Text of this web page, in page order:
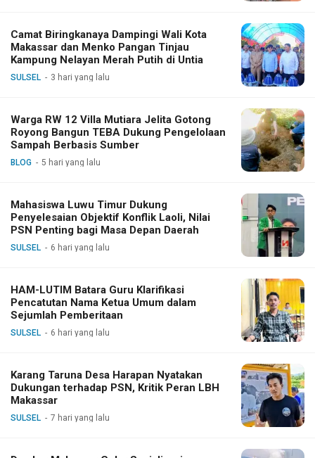
Camat Biringkanaya Dampingi Wali Kota
Makassar dan Menko Pangan Tinjau
Kampung Nelayan Merah Putih di Untia
SULSEL 3 hari yang lalu
Warga RW 12 Villa Mutiara Jelita Gotong
Royong Bangun TEBA Dukung Pengelolaan
Sampah Berbasis Sumber
BLOG 5 hari yang lalu
Mahasiswa Luwu Timur Dukung
Penyelesaian Objektif Konflik Laoli, Nilai
PSN Penting bagi Masa Depan Daerah
SULSEL 6 hari yang lalu
HAM-LUTIM Batara Guru Klarifikasi
Pencatutan Nama Ketua Umum dalam
Sejumlah Pemberitaan
SULSEL 6 hari yang lalu
Karang Taruna Desa Harapan Nyatakan
Dukungan terhadap PSN, Kritik Peran LBH
Makassar
SULSEL 7 hari yang lalu